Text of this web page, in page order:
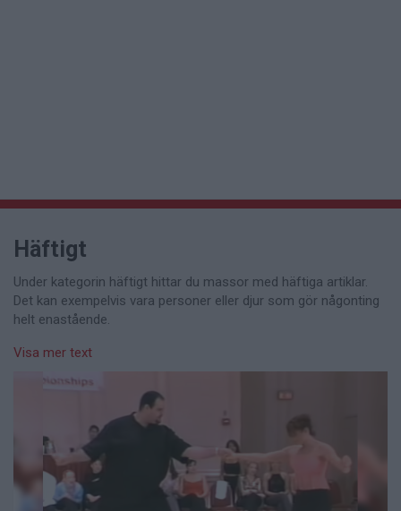
Häftigt
Under kategorin häftigt hittar du massor med häftiga artiklar.
Det kan exempelvis vara personer eller djur som gör någonting
helt enastående.
Visa mer text